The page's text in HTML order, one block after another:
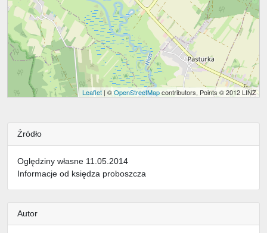
Leaflet | ©OpenStreetMapcontributors, Points © 2012 LINZ
Źródło
Oględziny własne 11.05.2014
Informacje od księdza proboszcza
Autor